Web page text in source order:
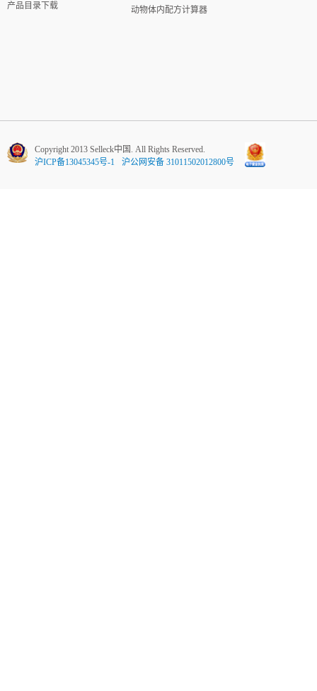
产品目录下载
动物体内配方计算器
Copyright 2013 Selleck中国. All Rights Reserved.
沪ICP备13045345号-1
沪公网安备 31011502012800号